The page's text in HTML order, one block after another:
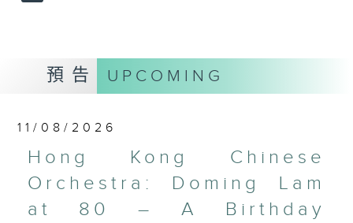
Hall, The Hong Kong Academy for
Performing Arts on on 18/4/2026
演藝學院大提琴音樂節2026
開幕音樂會——星籟弦響
香港演藝學院音樂學院弦樂系學生
歌舒詠（考夫曼改編）
預告 UPCOMING
11/08/2026
Hong Kong Chinese
Orchestra: Doming Lam
at 80 – A Birthday